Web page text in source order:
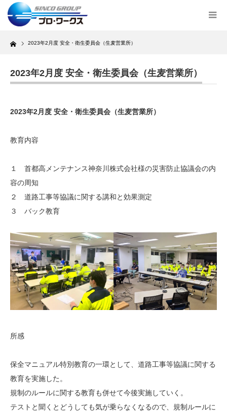
Home 2023年2月度 安全・衛生委員会（生麦営業所）
2023年2月度 安全・衛生委員会（生麦営業所）
2023年2月度 安全・衛生委員会（生麦営業所）
教育内容
１ 首都高メンテナンス神奈川株式会社様の災害防止協議会の内
容の周知
２ 道路工事等協議に関する講和と効果測定
３ バック教育
所感
保全マニュアル特別教育の一環として、道路工事等協議に関する
教育を実施した。
規制のルールに関する教育も併せて今後実施していく。
テストと聞くとどうしても気が乗らなくなるので、規制ルールに